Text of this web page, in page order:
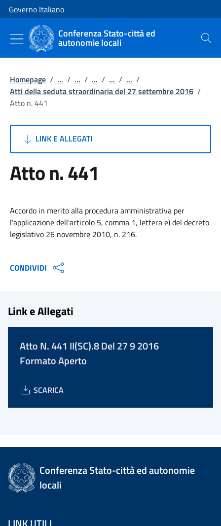
Vai al contenuto
Vai alla navigazione del sito
Governo Italiano
Conferenza Stato-città ed
autonomie locali Cerca
Homepage / ... / ... / ... / ... / ... /
Atti della seduta straordinaria del 27 settembre 2016 /
Atto n. 441
LINK E ALLEGATI
Atto n. 441
Accordo in merito alla procedura amministrativa per
l'applicazione dell'articolo 5, comma 1, lettera e) del decreto
legislativo 26 novembre 2010, n. 216.
CONDIVIDI
Link e Allegati
Atto N. 441 II(SC).8 Del 27 9 2016
Formato Aperto
SCARICA
Conferenza Stato-città ed autonomie
locali